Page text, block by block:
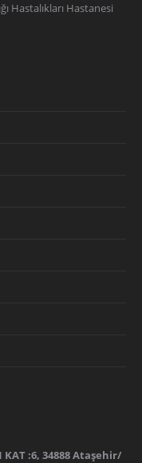
Hastalıkları Hastanesi
KAT :6, 34888 Ataşehir/